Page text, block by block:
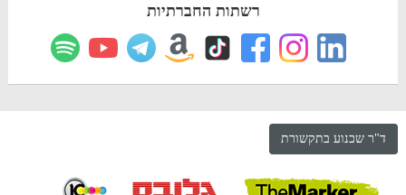
רשתות החברתיות
ד"ר שכנוע בתקשורת